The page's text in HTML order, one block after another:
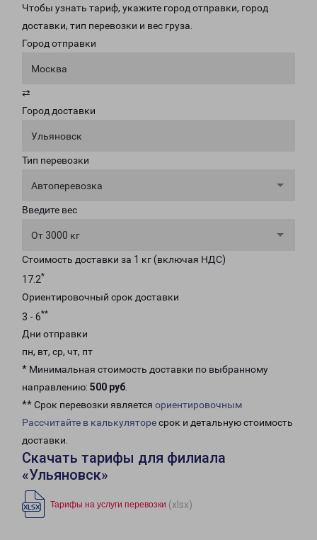
Чтобы узнать тариф, укажите город отправки, город
доставки, тип перевозки и вес груза.
Город отправки
Москва
⇄
Город доставки
Ульяновск
Тип перевозки
Автоперевозка
Введите вес
От 3000 кг
Стоимость доставки за 1 кг (включая НДС)
17.2*
Ориентировочный срок доставки
3 - 6**
Дни отправки
пн, вт, ср, чт, пт
* Минимальная стоимость доставки по выбранному
направлению: 500 руб.
** Срок перевозки является ориентировочным
Рассчитайте в калькуляторесрок и детальную стоимость
доставки.
Скачать тарифы для филиала
«Ульяновск»
Тарифы на услуги перевозки (xlsx)